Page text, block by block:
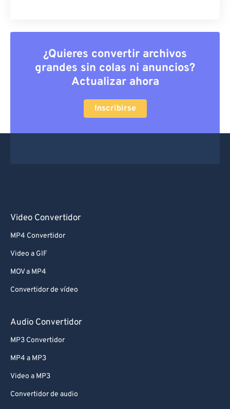
¿Quieres convertir archivos
grandes sin colas ni anuncios?
Actualizar ahora
Inscribirse
Video Convertidor
MP4 Convertidor
Video a GIF
MOV a MP4
Convertidor de vídeo
Audio Convertidor
MP3 Convertidor
MP4 a MP3
Video a MP3
Convertidor de audio